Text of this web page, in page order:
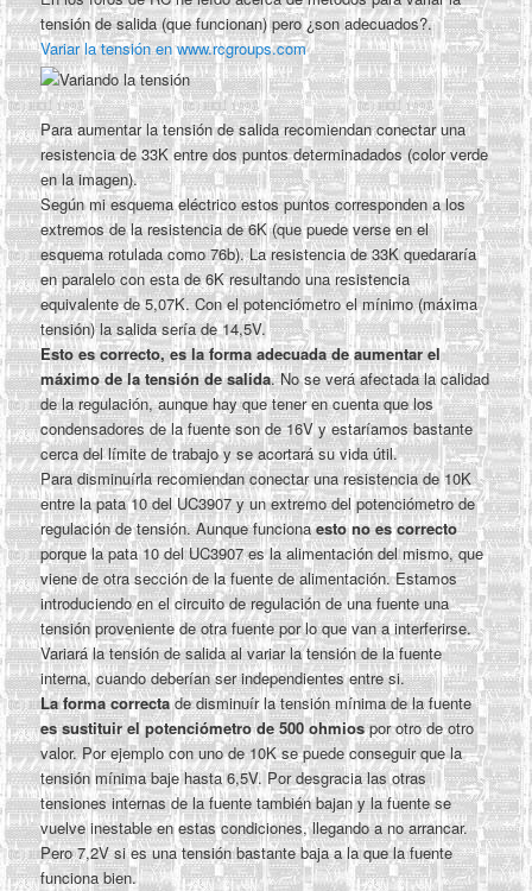
tensión de salida (que funcionan) pero ¿son adecuados?.
Variar la tensión en www.rcgroups.com
Para aumentar la tensión de salida recomiendan conectar una
resistencia de 33K entre dos puntos determinadados (color verde
en la imagen).
Según mi esquema eléctrico estos puntos corresponden a los
extremos de la resistencia de 6K (que puede verse en el
esquema rotulada como 76b). La resistencia de 33K quedararía
en paralelo con esta de 6K resultando una resistencia
equivalente de 5,07K. Con el potenciómetro el mínimo (máxima
tensión) la salida sería de 14,5V.
Esto es correcto, es la forma adecuada de aumentar el
máximo de la tensión de salida. No se verá afectada la calidad
de la regulación, aunque hay que tener en cuenta que los
condensadores de la fuente son de 16V y estaríamos bastante
cerca del límite de trabajo y se acortará su vida útil.
Para disminuírla recomiendan conectar una resistencia de 10K
entre la pata 10 del UC3907 y un extremo del potenciómetro de
regulación de tensión. Aunque funcionaesto no es correcto
porque la pata 10 del UC3907 es la alimentación del mismo, que
viene de otra sección de la fuente de alimentación. Estamos
introduciendo en el circuito de regulación de una fuente una
tensión proveniente de otra fuente por lo que van a interferirse.
Variará la tensión de salida al variar la tensión de la fuente
interna, cuando deberían ser independientes entre si.
La forma correctade disminuír la tensión mínima de la fuente
es sustituir el potenciómetro de 500 ohmiospor otro de otro
valor. Por ejemplo con uno de 10K se puede conseguir que la
tensión mínima baje hasta 6,5V. Por desgracia las otras
tensiones internas de la fuente también bajan y la fuente se
vuelve inestable en estas condiciones, llegando a no arrancar.
Pero 7,2V si es una tensión bastante baja a la que la fuente
funciona bien.